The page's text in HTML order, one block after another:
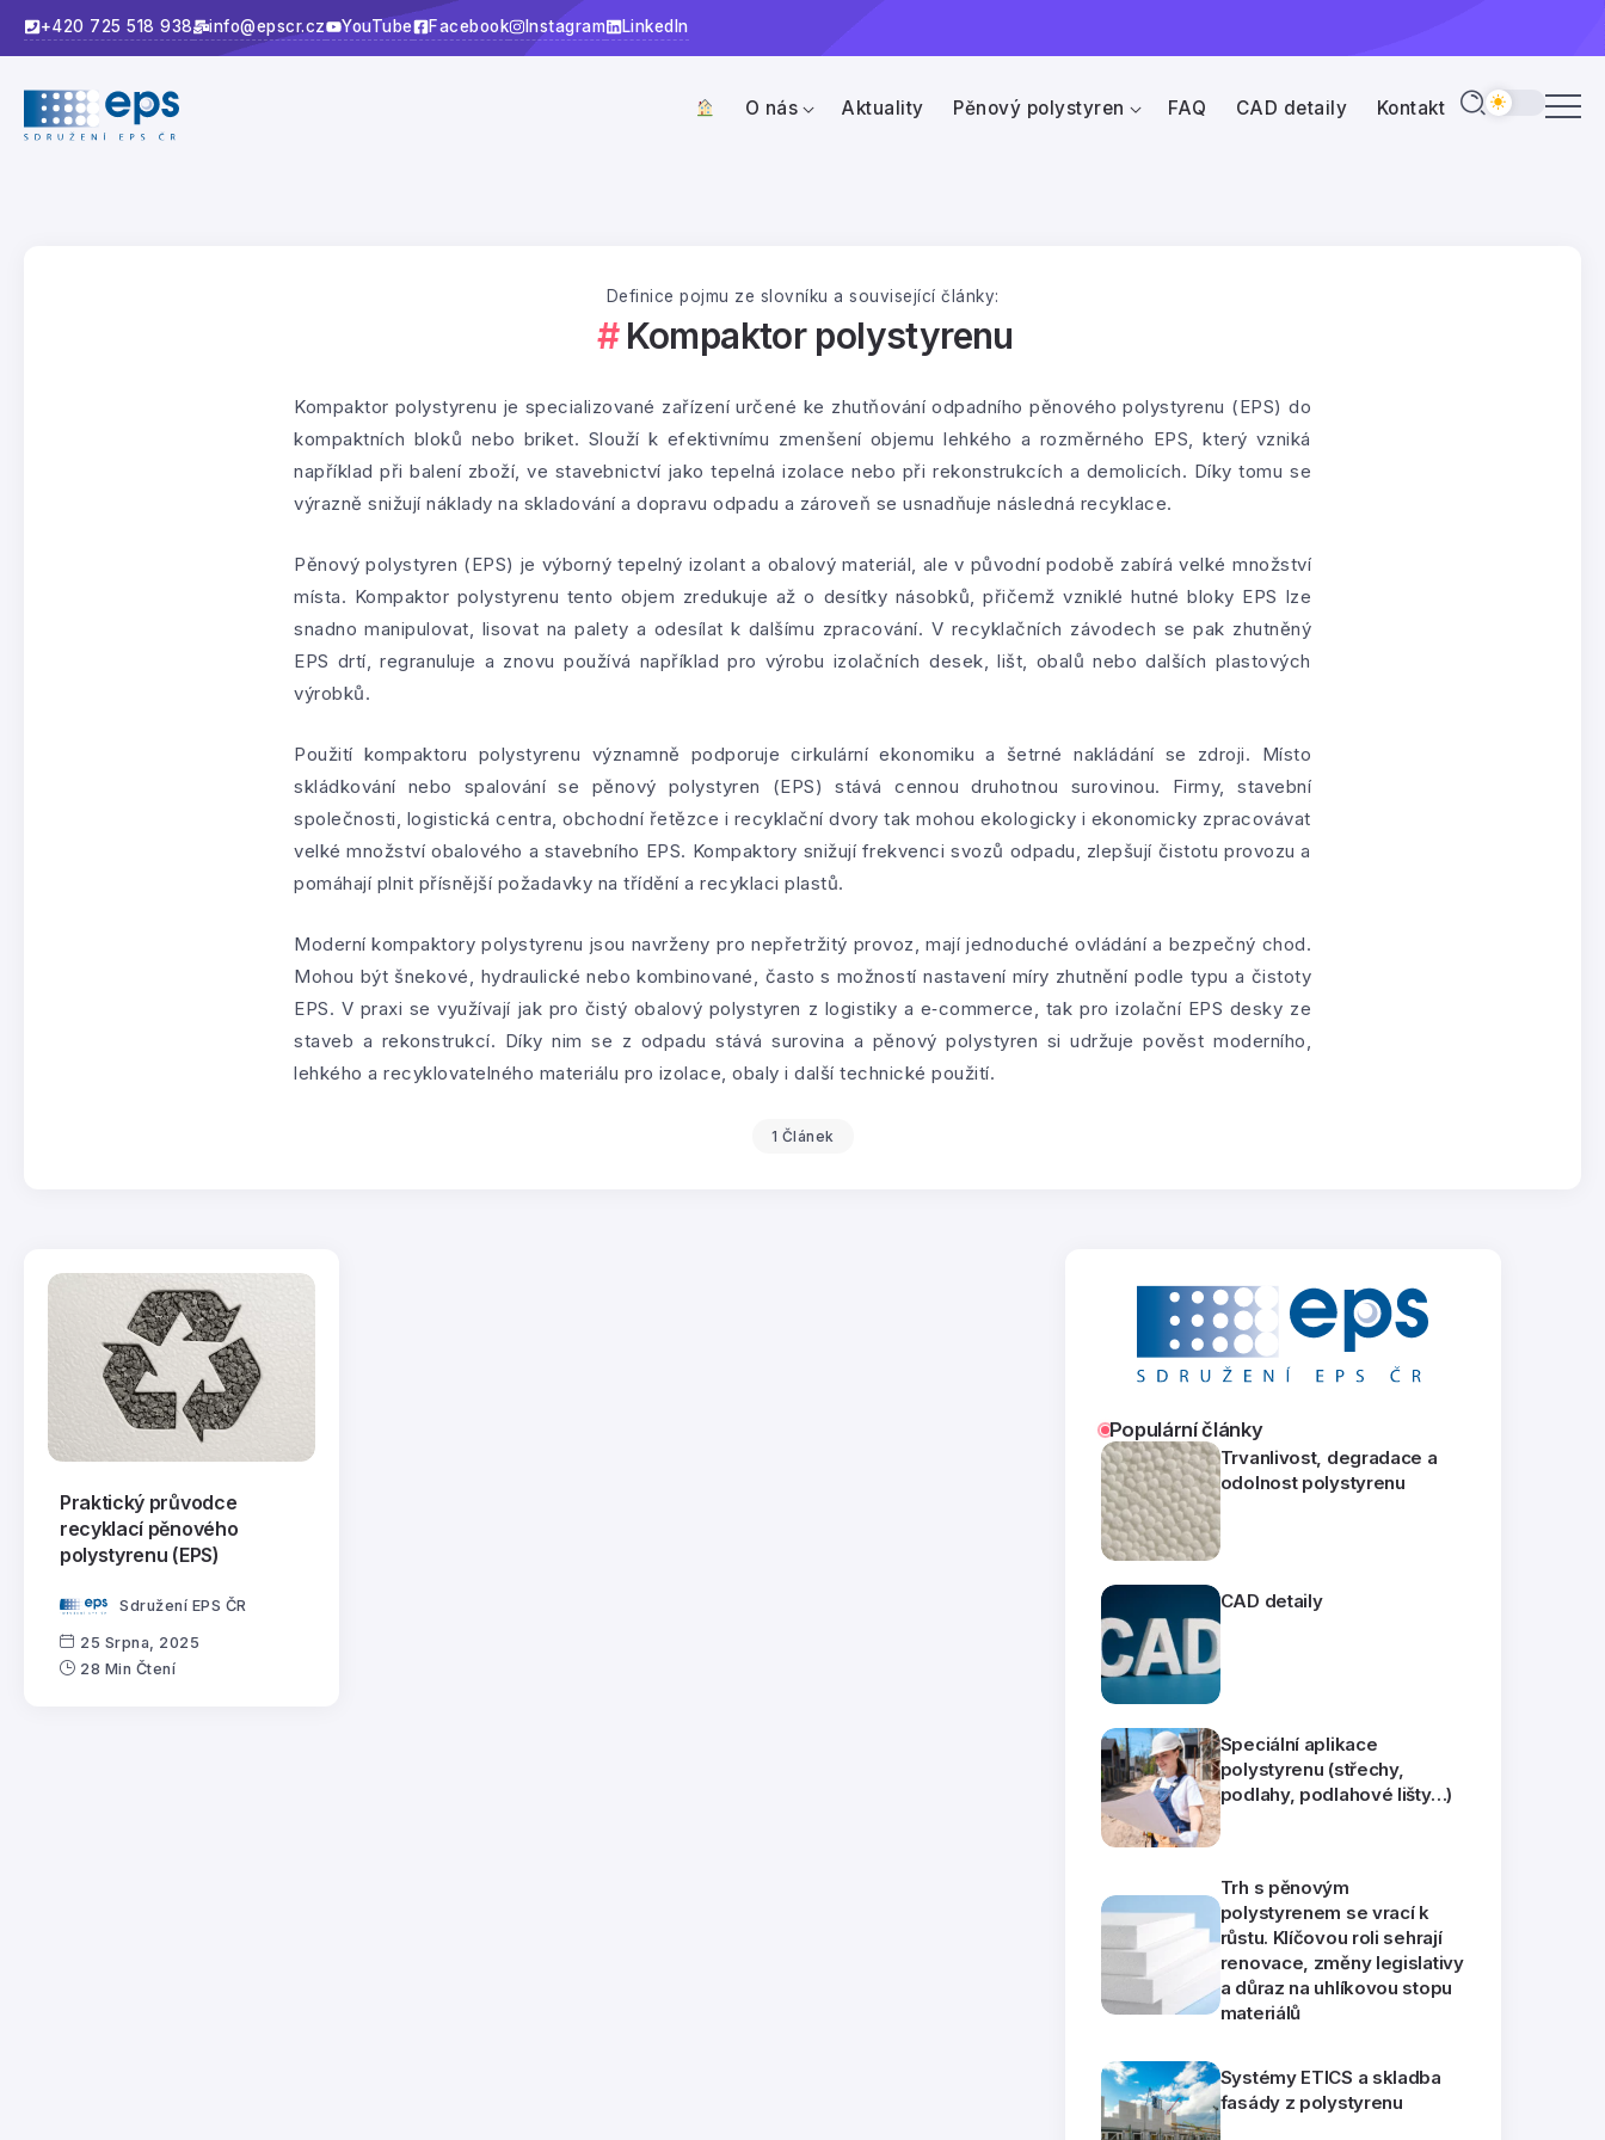
+420 725 518 938 info@epscr.cz YouTube Facebook Instagram LinkedIn
O nás Aktuality Pěnový polystyren FAQ CAD detaily Kontakt
Definice pojmu ze slovníku a související články:
Kompaktor polystyrenu
Kompaktor polystyrenu je specializované zařízení určené ke zhutňování odpadního pěnového polystyrenu (EPS) do
kompaktních bloků nebo briket. Slouží k efektivnímu zmenšení objemu lehkého a rozměrného EPS, který vzniká
například při balení zboží, ve stavebnictví jako tepelná izolace nebo při rekonstrukcích a demolicích. Díky tomu se
výrazně snižují náklady na skladování a dopravu odpadu a zároveň se usnadňuje následná recyklace.
Pěnový polystyren (EPS) je výborný tepelný izolant a obalový materiál, ale v původní podobě zabírá velké množství
místa. Kompaktor polystyrenu tento objem zredukuje až o desítky násobků, přičemž vzniklé hutné bloky EPS lze
snadno manipulovat, lisovat na palety a odesílat k dalšímu zpracování. V recyklačních závodech se pak zhutněný
EPS drtí, regranuluje a znovu používá například pro výrobu izolačních desek, lišt, obalů nebo dalších plastových
výrobků.
Použití kompaktoru polystyrenu významně podporuje cirkulární ekonomiku a šetrné nakládání se zdroji. Místo
skládkování nebo spalování se pěnový polystyren (EPS) stává cennou druhotnou surovinou. Firmy, stavební
společnosti, logistická centra, obchodní řetězce i recyklační dvory tak mohou ekologicky i ekonomicky zpracovávat
velké množství obalového a stavebního EPS. Kompaktory snižují frekvenci svozů odpadu, zlepšují čistotu provozu a
pomáhají plnit přísnější požadavky na třídění a recyklaci plastů.
Moderní kompaktory polystyrenu jsou navrženy pro nepřetržitý provoz, mají jednoduché ovládání a bezpečný chod.
Mohou být šnekové, hydraulické nebo kombinované, často s možností nastavení míry zhutnění podle typu a čistoty
EPS. V praxi se využívají jak pro čistý obalový polystyren z logistiky a e‑commerce, tak pro izolační EPS desky ze
staveb a rekonstrukcí. Díky nim se z odpadu stává surovina a pěnový polystyren si udržuje pověst moderního,
lehkého a recyklovatelného materiálu pro izolace, obaly i další technické použití.
1 Článek
Praktický průvodce
recyklací pěnového
polystyrenu (EPS)
Sdružení EPS ČR
25 Srpna, 2025
28 Min Čtení
Populární články
Trvanlivost, degradace a
odolnost polystyrenu
CAD detaily
Speciální aplikace
polystyrenu (střechy,
podlahy, podlahové lišty…)
Trh s pěnovým
polystyrenem se vrací k
růstu. Klíčovou roli sehrají
renovace, změny legislativy
a důraz na uhlíkovou stopu
materiálů
Systémy ETICS a skladba
fasády z polystyrenu